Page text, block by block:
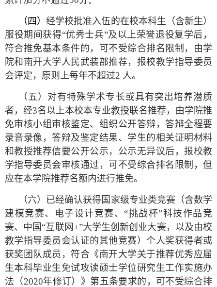
（四）经学校批准入伍的在校本科生（含新生）
服役期间获得“优秀士兵”及以上荣誉退役复学后，
符合推免基本条件的，可不受综合排名限制，由学
院和南开大学人民武装部推荐，报校教学指导委员
会评定，原则上每年不超过2 人。
（五）对有特殊学术专长或具有突出培养潜质
者，经3名以上本校本专业教授联名推荐，由学院推
免审核小组审核鉴定、组织公开答辩，答辩全程要
录音录像，答辩及鉴定结果、学生的相关证明材料
和教授推荐信要公开公示，公示无异议后，报校教
学指导委员会审核通过，可不受综合排名限制，但
应在本学院推荐名额内进行推免。
（六）已经确认获得国家级专业类竞赛（含数学
建模竞赛、电子设计竞赛、“挑战杯”科技作品竞
赛、中国“互联网 +”大学生创新创业大赛，以及由校
教学指导委员会认证的其他竞赛）个人奖获得者或
获奖团队成员，符合《南开大学关于推荐优秀应届
生本科毕业生免试攻读硕士学位研究生工作实施办
法（2020年修订）》第五条要求的，可不受综合排